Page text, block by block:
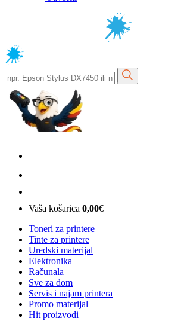
Vaša košarica 0,00€
Toneri za printere
Tinte za printere
Uredski materijal
Elektronika
Računala
Sve za dom
Servis i najam printera
Promo materijal
Hit proizvodi